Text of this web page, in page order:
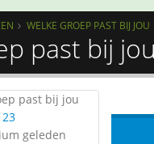
WELKE GROEP PAST BIJ JOU
past bij
past bij jou
geleden